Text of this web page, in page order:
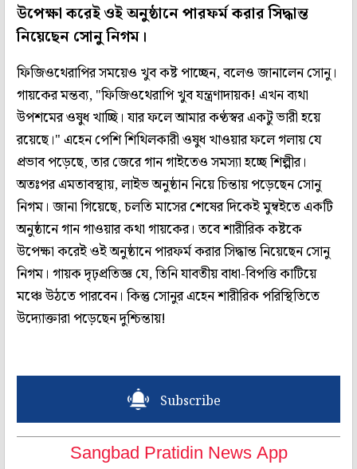
উপেক্ষা করেই ওই অনুষ্ঠানে পারফর্ম করার সিদ্ধান্ত
নিয়েছেন সোনু নিগম।
ফিজিওথেরাপির সময়েও খুব কষ্ট পাচ্ছেন, বলেও জানালেন সোনু।
গায়কের মন্তব্য, "ফিজিওথেরাপি খুব যন্ত্রণাদায়ক! এখন ব্যথা
উপশমের ওষুধ খাচ্ছি। যার ফলে আমার কণ্ঠস্বর একটু ভারী হয়ে
রয়েছে।" এহেন পেশি শিথিলকারী ওষুধ খাওয়ার ফলে গলায় যে
প্রভাব পড়েছে, তার জেরে গান গাইতেও সমস্যা হচ্ছে শিল্পীর।
অতঃপর এমতাবস্থায়, লাইভ অনুষ্ঠান নিয়ে চিন্তায় পড়েছেন সোনু
নিগম। জানা গিয়েছে, চলতি মাসের শেষের দিকেই মুম্বইতে একটি
অনুষ্ঠানে গান গাওয়ার কথা গায়কের। তবে শারীরিক কষ্টকে
উপেক্ষা করেই ওই অনুষ্ঠানে পারফর্ম করার সিদ্ধান্ত নিয়েছেন সোনু
নিগম। গায়ক দৃঢ়প্রতিজ্ঞ যে, তিনি যাবতীয় বাধা-বিপত্তি কাটিয়ে
মঞ্চে উঠতে পারবেন। কিন্তু সোনুর এহেন শারীরিক পরিস্থিতিতে
উদ্যোক্তারা পড়েছেন দুশ্চিন্তায়!
Subscribe
Sangbad Pratidin News App